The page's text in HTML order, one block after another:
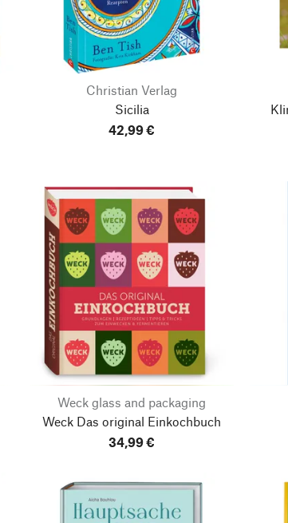
Christian Verlag
Sicilia
42,99 €
Weck glass and packaging
Weck Das original Einkochbuch
34,99 €